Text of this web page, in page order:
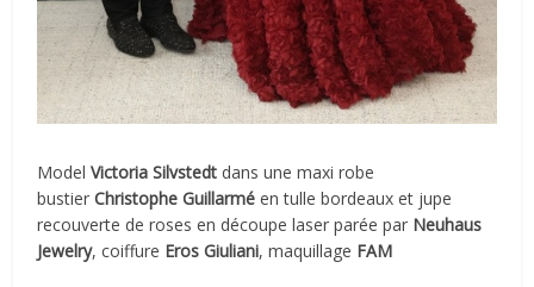
Model Victoria Silvstedt dans une maxi robe
bustierChristophe Guillarmé en tulle bordeaux et jupe
recouverte de roses en découpe laser parée par Neuhaus
Jewelry, coiffure Eros Giuliani, maquillage FAM